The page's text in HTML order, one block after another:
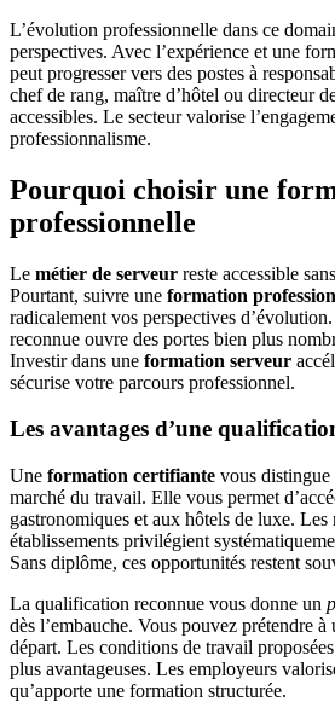
L’évolution professionnelle dans ce
perspectives. Avec l’expérience et une
peut progresser vers des postes à
chef de rang, maître d’hôtel ou directeur
accessibles. Le secteur valorise
professionnalisme.
Pourquoi choisir une
professionnelle
Le métier de serveur reste accessible
Pourtant, suivre une formation
radicalement vos perspectives
reconnue ouvre des portes bien plus
Investir dans une formation serveur
sécurise votre parcours professionnel.
Les avantages d’une
Une formation certifiante vous distingue
marché du travail. Elle vous permet
gastronomiques et aux hôtels de luxe. Les
établissements privilégient
Sans diplôme, ces opportunités restent
La qualification reconnue vous donne un
dès l’embauche. Vous pouvez prétendre
départ. Les conditions de travail
plus avantageuses. Les employeurs
qu’apporte une formation structurée.